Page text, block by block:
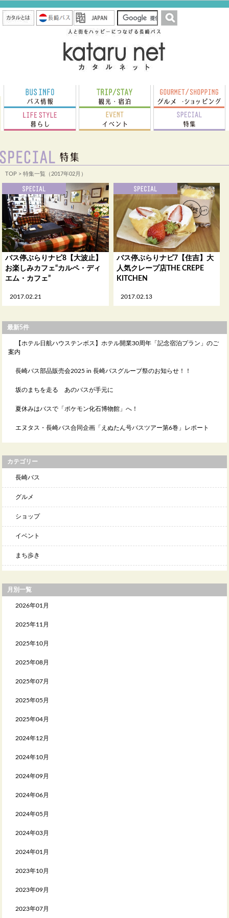
TOP > 特集一覧（2017年02月）
2017.02.21
バス停ぶらりナビ8【大波止】
お楽しみカフェ“カルペ・ディ
エム・カフェ”
2017.02.13
バス停ぶらりナビ7【住吉】大
人気クレープ店THE CREPE
KITCHEN
最新5件
【ホテル日航ハウステンボス】ホテル開業30周年「記念宿泊プラン」のご
案内
長崎バス部品販売会2025 in 長崎バスグループ祭のお知らせ！！
坂のまちを走る あのバスが手元に
夏休みはバスで「ポケモン化石博物館」へ！
エヌタス・長崎バス合同企画「えぬたん号バスツアー第6巻」レポート
カテゴリー
長崎バス
グルメ
ショップ
イベント
まち歩き
月別一覧
2026年01月
2025年11月
2025年10月
2025年08月
2025年07月
2025年05月
2025年04月
2024年12月
2024年10月
2024年09月
2024年06月
2024年05月
2024年03月
2024年01月
2023年10月
2023年09月
2023年07月